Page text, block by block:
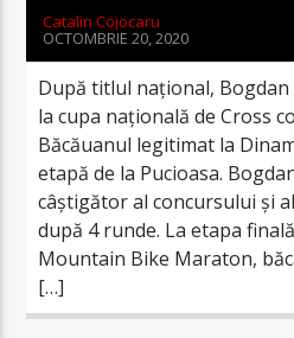
Catalin Cojocaru
OCTOMBRIE 20, 2020
După titlul național, Bogdan
la cupa națională de Cross
Băcăuanul legitimat la
etapă de la Pucioasa.
câștigător al concursului și
după 4 runde. La etapa
Mountain Bike Maraton,
[…]